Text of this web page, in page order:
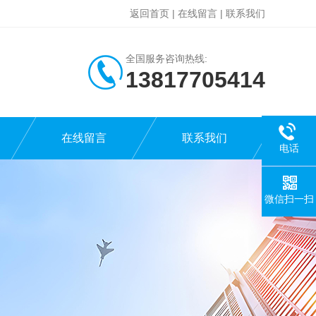
返回首页 | 在线留言 | 联系我们
全国服务咨询热线:
13817705414
在线留言 联系我们
电话
微信扫一扫